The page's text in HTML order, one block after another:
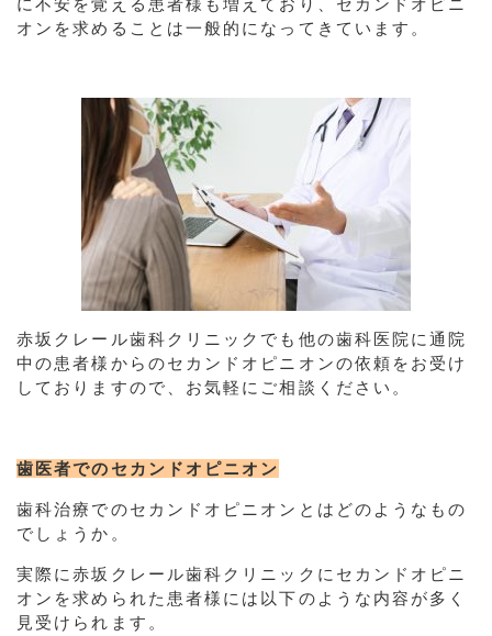
に不安を覚える患者様も増えており、セカンドオピニ
オンを求めることは一般的になってきています。
赤坂クレール歯科クリニックでも他の歯科医院に通院
中の患者様からのセカンドオピニオンの依頼をお受け
しておりますので、お気軽にご相談ください。
歯医者でのセカンドオピニオン
歯科治療でのセカンドオピニオンとはどのようなもの
でしょうか。
実際に赤坂クレール歯科クリニックにセカンドオピニ
オンを求められた患者様には以下のような内容が多く
見受けられます。